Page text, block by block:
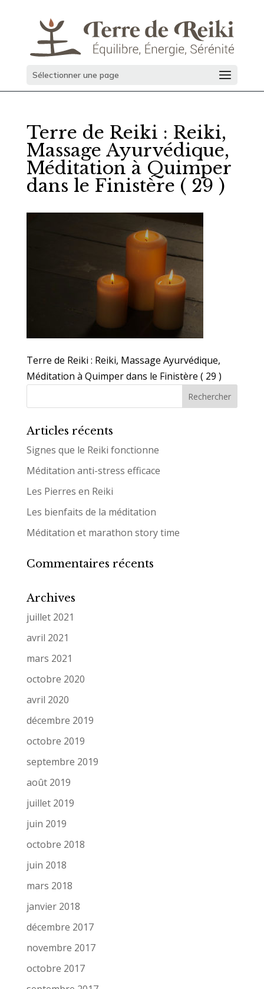
Sélectionner une page
Terre de Reiki : Reiki,
Massage Ayurvédique,
Méditation à Quimper
dans le Finistère ( 29 )
Terre de Reiki : Reiki, Massage Ayurvédique,
Méditation à Quimper dans le Finistère ( 29 )
Articles récents
Signes que le Reiki fonctionne
Méditation anti-stress efficace
Les Pierres en Reiki
Les bienfaits de la méditation
Méditation et marathon story time
Commentaires récents
Archives
juillet 2021
avril 2021
mars 2021
octobre 2020
avril 2020
décembre 2019
octobre 2019
septembre 2019
août 2019
juillet 2019
juin 2019
octobre 2018
juin 2018
mars 2018
janvier 2018
décembre 2017
novembre 2017
octobre 2017